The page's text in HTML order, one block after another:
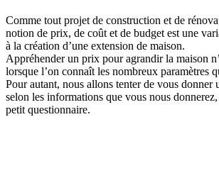
Comme tout projet de construction et de
notion de prix, de coût et de budget est une
à la création d’une extension de maison.
Appréhender un prix pour agrandir la maison
lorsque l’on connaît les nombreux paramètres
Pour autant, nous allons tenter de vous donner
selon les informations que vous nous
petit questionnaire.